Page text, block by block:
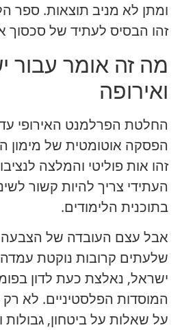
ומתן לא מניב תוצאות. ספר
זהו הבסיס לעתיד של סכסוך
מה זה אומר עבור
ואירופה
החלטת הפרלמנט האירופי
הפסקה אוטומטית של מימון
זהו אות פוליטי והמלצה
העתידי צריך להיות קשור
בתוכנית הלימודים.
אבל עצם העובדה של הצבעה
שלעתים קרובות נוקטת עמדה
ישראל, נאלצת כעת לדון
המוסדות הפלסטיניים. לא
על שאלות על ביטחון, גבולות